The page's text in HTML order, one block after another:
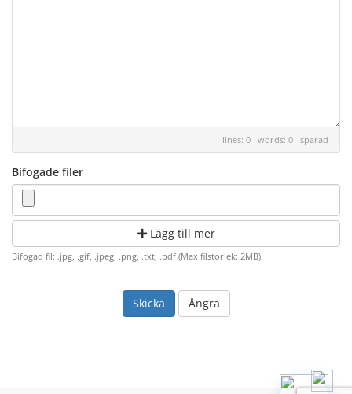
lines: 0 words: 0 sparad
Bifogade filer
Lägg till mer
Bifogad fil: .jpg, .gif, .jpeg, .png, .txt, .pdf (Max filstorlek: 2MB)
Ångra